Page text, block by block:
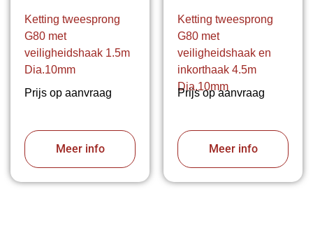
Ketting tweesprong
G80 met
veiligheidshaak 1.5m
Dia.10mm
Prijs op aanvraag
Meer info
Ketting tweesprong
G80 met
veiligheidshaak en
inkorthaak 4.5m
Dia.10mm
Prijs op aanvraag
Meer info